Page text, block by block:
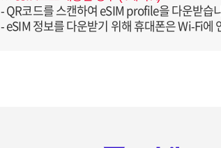
- QR코드를 스캔하여 eSIM profile을 다운받습
- eSIM 정보를 다운받기 위해 휴대폰은 Wi-Fi에